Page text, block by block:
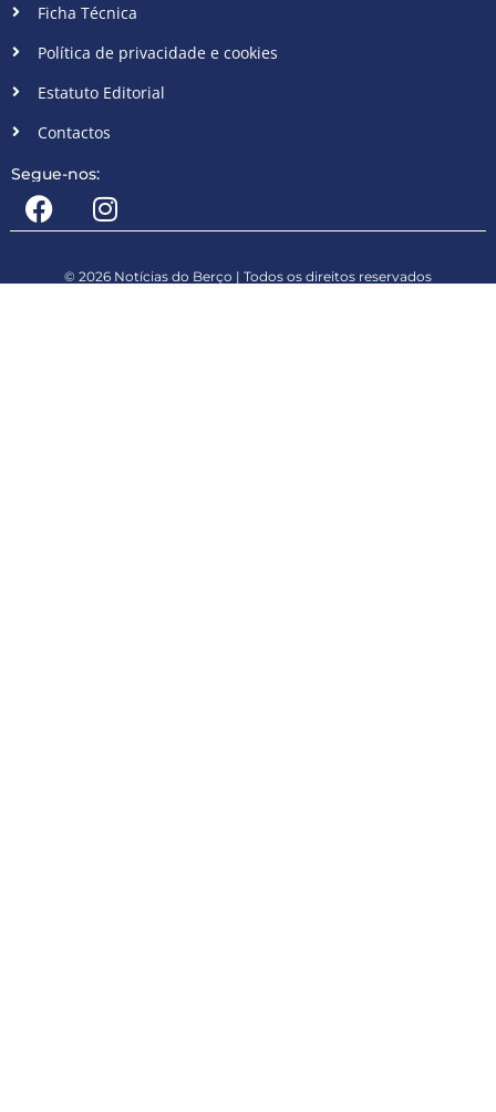
Ficha Técnica
Política de privacidade e cookies
Estatuto Editorial
Contactos
Segue-nos:
© 2026 Notícias do Berço | Todos os direitos reservados